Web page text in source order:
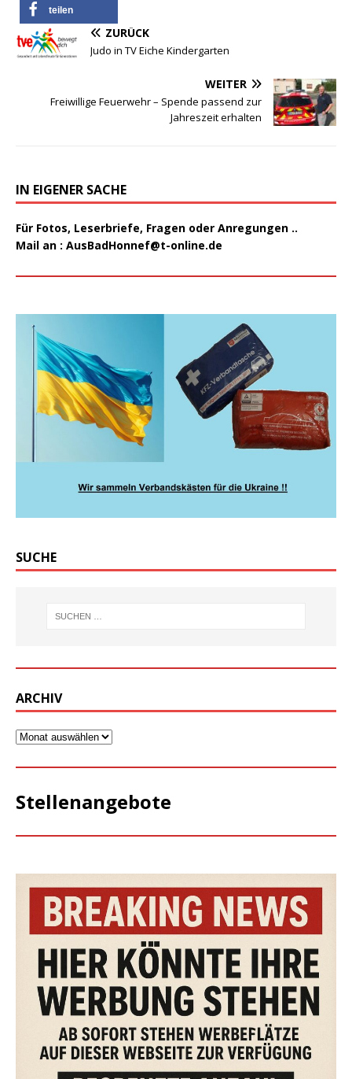
teilen
ZURÜCK
Judo in TV Eiche Kindergarten
WEITER
Freiwillige Feuerwehr – Spende passend zur
Jahreszeit erhalten
IN EIGENER SACHE
Für Fotos, Leserbriefe, Fragen oder Anregungen ..
Mail an : AusBadHonnef@t-online.de
SUCHE
ARCHIV
Stellenangebote